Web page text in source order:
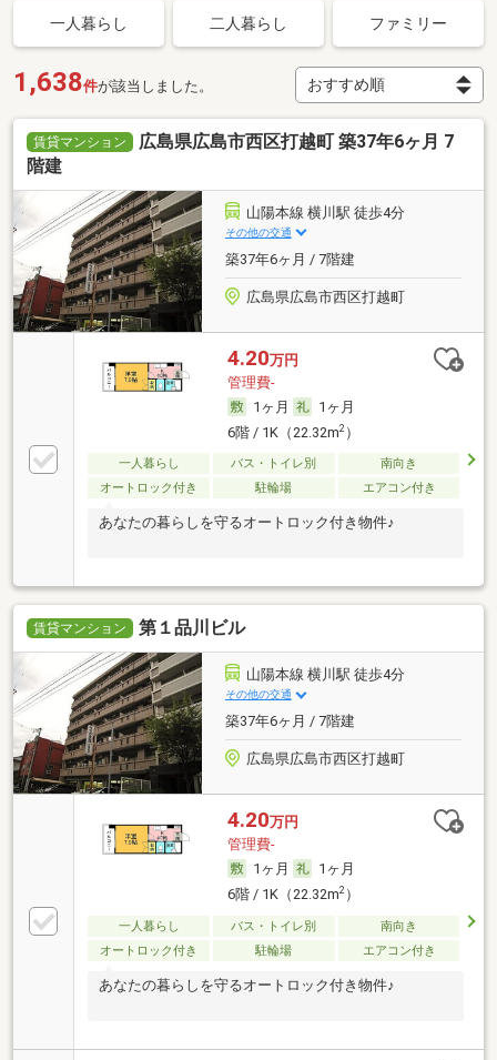
一人暮らし 二人暮らし ファミリー
1,638件が該当しました。
賃貸マンション
広島県広島市西区打越町 築37年6ヶ月 7
階建
山陽本線 横川駅 徒歩4分
その他の交通
築37年6ヶ月 / 7階建
広島県広島市西区打越町
4.20万円
管理費-
1ヶ月
1ヶ月
6階 / 1K（22.32m2）
一人暮らし バス・トイレ別
南向き
オートロック付き
駐輪場 エアコン付き
あなたの暮らしを守るオートロック付き物件♪
賃貸マンション 第１品川ビル
山陽本線 横川駅 徒歩4分
その他の交通
築37年6ヶ月 / 7階建
広島県広島市西区打越町
4.20万円
管理費-
1ヶ月
1ヶ月
6階 / 1K（22.32m2）
一人暮らし バス・トイレ別
南向き
オートロック付き
駐輪場 エアコン付き
あなたの暮らしを守るオートロック付き物件♪